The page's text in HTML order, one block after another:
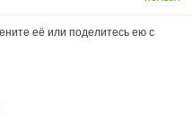
её или поделитесь ею с